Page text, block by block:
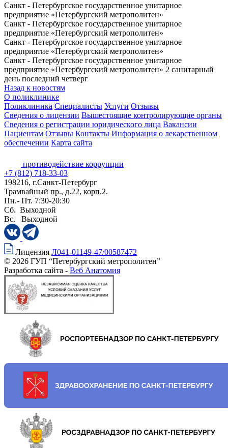
Санкт - Петербургское государственное унитарное
предприятие «Петербургский метрополитен»
Санкт - Петербургское государственное унитарное
предприятие «Петербургский метрополитен»
Санкт - Петербургское государственное унитарное
предприятие «Петербургский метрополитен»
Санкт - Петербургское государственное унитарное
предприятие «Петербургский метрополитен» 2 санитарный
день последний четверг
Назад к новостям
О поликлинике
Поликлиника Специалисты Услуги Отзывы
Сведения о лицензии Вышестоящие контролирующие органы
Сведения о регистрации юридического лица Вакансии
Пациентам Отзывы Контакты Информация о лекарственном
обеспечении Карта сайта
противодействие коррупции
+7 (812) 718-33-03
198216, г.Санкт-Петербург
Трамвайный пр., д.22, корп.2.
Пн.- Пт. 7:30-20:30
Сб. Выходной
Вс. Выходной
Лицензия Л041-01149-47/00587472
© 2026 ГУП “Петербургский метрополитен”
Разработка сайта - Веб Анатомия